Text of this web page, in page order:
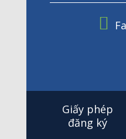
Giấy phép
đăng ký